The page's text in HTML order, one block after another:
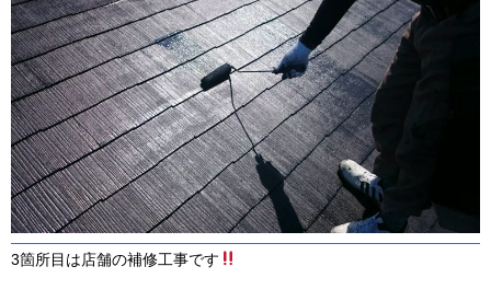
3箇所目は店舗の補修工事です